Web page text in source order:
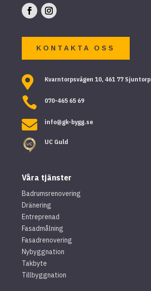
KONTAKTA OSS
 Kvarntorpsvägen 10, 461 77 Sjuntorp
 070-465 65 69
 info@gk-bygg.se
UC Guld
Våra tjänster
Badrumsrenovering
Dränering
Entreprenad
Fasadmålning
Fasadrenovering
Nybyggnation
Takbyte
Tillbyggnation